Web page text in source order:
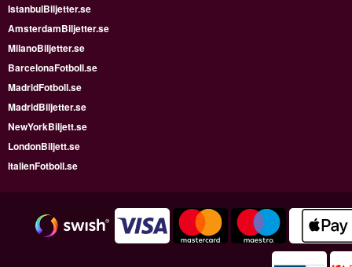
IstanbulBiljetter.se
AmsterdamBiljetter.se
MilanoBiljetter.se
BarcelonaFotboll.se
MadridFotboll.se
MadridBiljetter.se
NewYorkBiljett.se
LondonBiljett.se
ItalienFotboll.se